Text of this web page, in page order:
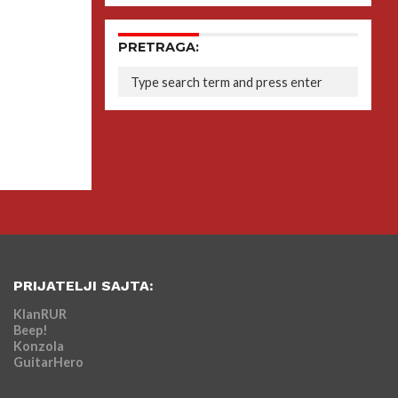
PRETRAGA:
PRIJATELJI SAJTA:
KlanRUR
Beep!
Konzola
GuitarHero